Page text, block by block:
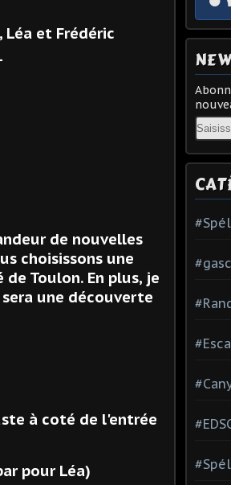
Léa et Frédéric
de nouvelles
choisissons une
Toulon. En plus, je
une découverte
à coté de l'entrée
pour Léa)
Email